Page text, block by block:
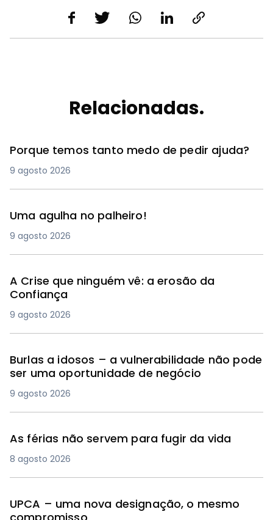
Relacionadas.
Porque temos tanto medo de pedir ajuda?
9 agosto 2026
Uma agulha no palheiro!
9 agosto 2026
A Crise que ninguém vê: a erosão da
Confiança
9 agosto 2026
Burlas a idosos – a vulnerabilidade não pode
ser uma oportunidade de negócio
9 agosto 2026
As férias não servem para fugir da vida
8 agosto 2026
UPCA – uma nova designação, o mesmo